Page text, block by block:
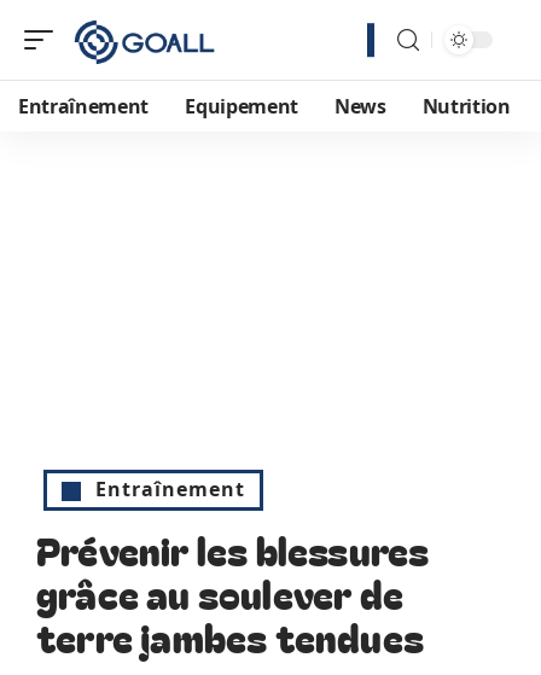
Entraînement Equipement News Nutrition
Entraînement
Prévenir les blessures
grâce au soulever de
terre jambes tendues